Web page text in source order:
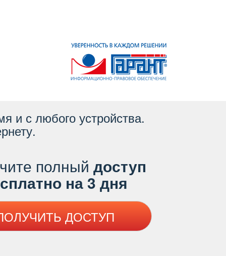
и с любого устройства.
полный доступ
на 3 дня
ДОСТУП